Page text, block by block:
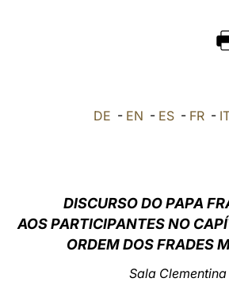
DE - EN - ES - FR -
DISCURSO DO PAPA
AOS PARTICIPANTES NO
ORDEM DOS FRADES
Sala Clementina